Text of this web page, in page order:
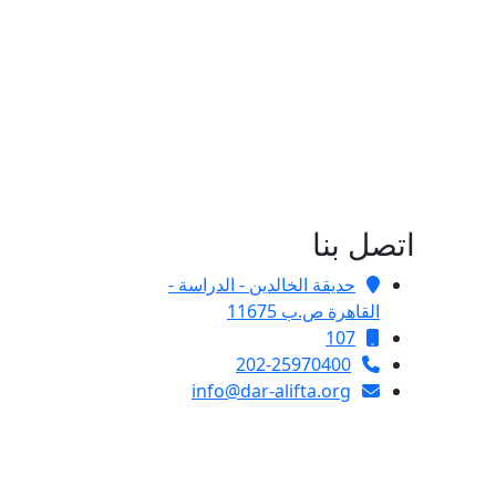
اتصل بنا
حديقة الخالدين - الدراسة -
القاهرة ص.ب 11675
107
202-25970400
info@dar-alifta.org